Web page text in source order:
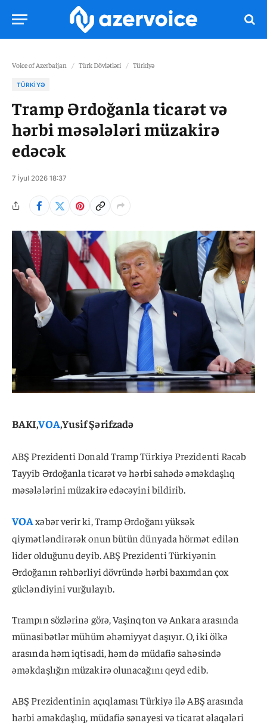
Voice of Azerbaijan / Türk Dövlətləri / Türkiyə
TÜRKIYƏ
Tramp Ərdoğanla ticarət və
hərbi məsələləri müzakirə
edəcək
7 İyul 2026 18:37
BAKI,VOA,Yusif Şərifzadə
ABŞ Prezidenti Donald Tramp Türkiyə Prezidenti Rəcəb
Tayyib Ərdoğanla ticarət və hərbi sahədə əməkdaşlıq
məsələlərini müzakirə edəcəyini bildirib.
VOAxəbər verir ki, Tramp Ərdoğanı yüksək
qiymətləndirərək onun bütün dünyada hörmət edilən
lider olduğunu deyib. ABŞ Prezidenti Türkiyənin
Ərdoğanın rəhbərliyi dövründə hərbi baxımdan çox
gücləndiyini vurğulayıb.
Trampın sözlərinə görə, Vaşinqton və Ankara arasında
münasibətlər mühüm əhəmiyyət daşıyır. O, iki ölkə
arasında həm iqtisadi, həm də müdafiə sahəsində
əməkdaşlığın müzakirə olunacağını qeyd edib.
ABŞ Prezidentinin açıqlaması Türkiyə ilə ABŞ arasında
hərbi əməkdaşlıq, müdafiə sənayesi və ticarət əlaqələri